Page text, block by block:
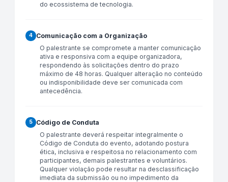
do ecossistema de tecnologia.
4
Comunicação com a Organização
O palestrante se compromete a manter comunicação
ativa e responsiva com a equipe organizadora,
respondendo às solicitações dentro do prazo
máximo de 48 horas. Qualquer alteração no conteúdo
ou indisponibilidade deve ser comunicada com
antecedência.
5
Código de Conduta
O palestrante deverá respeitar integralmente o
Código de Conduta do evento, adotando postura
ética, inclusiva e respeitosa no relacionamento com
participantes, demais palestrantes e voluntários.
Qualquer violação pode resultar na desclassificação
imediata da submissão ou no impedimento da